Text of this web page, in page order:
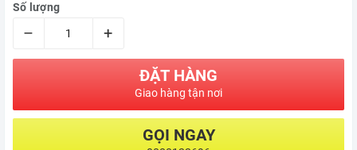
Số lượng
– +
ĐẶT HÀNG
Giao hàng tận nơi
GỌI NGAY